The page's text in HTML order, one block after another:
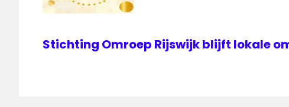
Stichting Omroep Rijswijk blijft lokale